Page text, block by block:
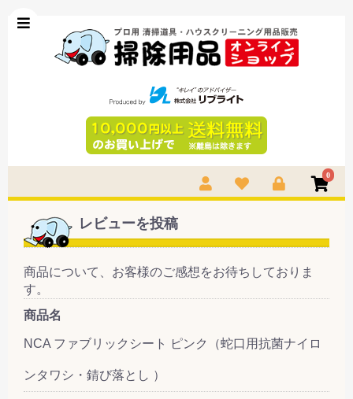
0
レビューを投稿
商品について、お客様のご感想をお待ちしておりま
す。
商品名
NCA ファブリックシート ピンク（蛇口用抗菌ナイロ
ンタワシ・錆び落とし ）